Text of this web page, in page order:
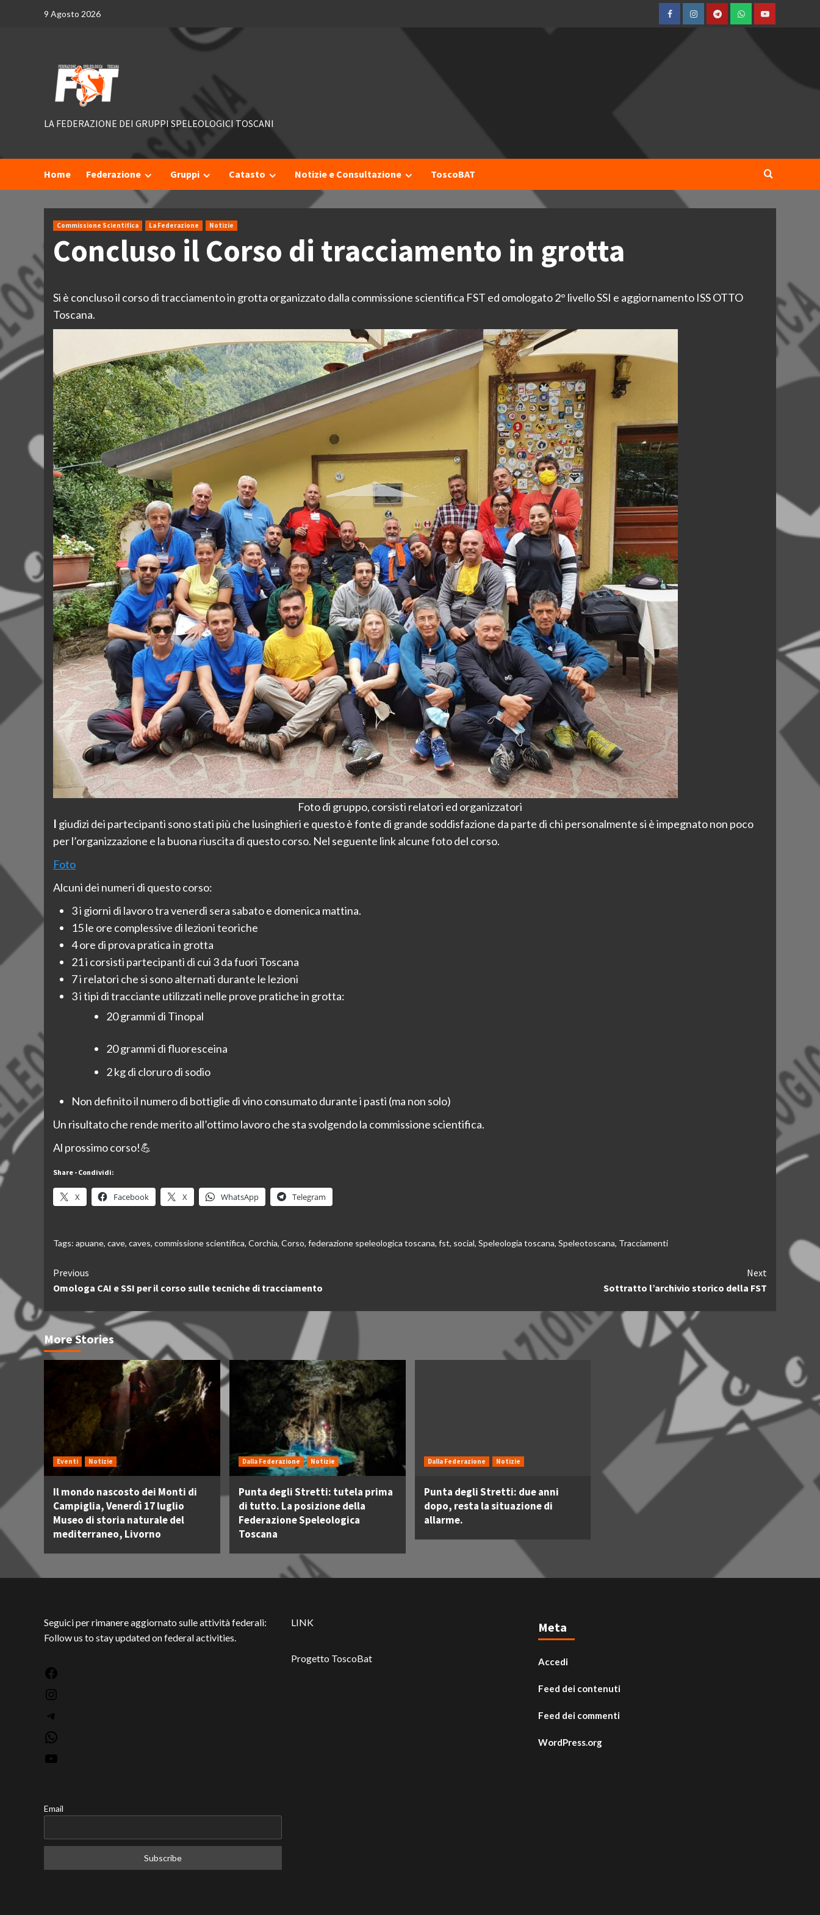
9 Agosto 2026
FacebookInstagramTelegramWhatsAppYouTube
LA FEDERAZIONE DEI GRUPPI SPELEOLOGICI TOSCANI
Home Federazione Gruppi Catasto Notizie e Consultazione ToscoBAT
Commissione Scientifica La Federazione Notizie
Concluso il Corso di tracciamento in grotta
Si è concluso il corso di tracciamento in grotta organizzato dalla commissione scientifica FST ed omologato 2° livello SSI e aggiornamento ISS OTTO
Toscana.
Foto di gruppo, corsisti relatori ed organizzatori
I giudizi dei partecipanti sono stati più che lusinghieri e questo è fonte di grande soddisfazione da parte di chi personalmente si è impegnato non poco
per l’organizzazione e la buona riuscita di questo corso. Nel seguente link alcune foto del corso.
Foto
Alcuni dei numeri di questo corso:
3 i giorni di lavoro tra venerdì sera sabato e domenica mattina.
15 le ore complessive di lezioni teoriche
4 ore di prova pratica in grotta
21 i corsisti partecipanti di cui 3 da fuori Toscana
7 i relatori che si sono alternati durante le lezioni
3 i tipi di tracciante utilizzati nelle prove pratiche in grotta:
20 grammi di Tinopal
20 grammi di fluoresceina
2 kg di cloruro di sodio
Non definito il numero di bottiglie di vino consumato durante i pasti (ma non solo)
Un risultato che rende merito all’ottimo lavoro che sta svolgendo la commissione scientifica.
Al prossimo corso!💪
Share - Condividi:
X Facebook X WhatsApp Telegram
Tags: apuane, cave, caves, commissione scientifica, Corchia, Corso, federazione speleologica toscana, fst, social, Speleologia toscana, Speleotoscana, Tracciamenti
Continue
Reading
Previous
Omologa CAI e SSI per il corso sulle tecniche di tracciamento
Next
Sottratto l’archivio storico della FST
More Stories
Eventi Notizie
Il mondo nascosto dei Monti di
Campiglia, Venerdì 17 luglio
Museo di storia naturale del
mediterraneo, Livorno
Dalla Federazione Notizie
Punta degli Stretti: tutela prima
di tutto. La posizione della
Federazione Speleologica
Toscana
Dalla Federazione Notizie
Punta degli Stretti: due anni
dopo, resta la situazione di
allarme.
Seguici per rimanere aggiornato sulle attività federali:
Follow us to stay updated on federal activities.
Email
LINK
Progetto ToscoBat
Meta
Accedi
Feed dei contenuti
Feed dei commenti
WordPress.org